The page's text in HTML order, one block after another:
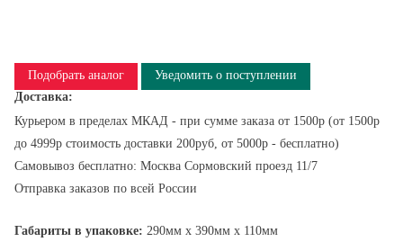
Подобрать аналог
Уведомить о поступлении
Доставка:
Курьером в пределах МКАД - при сумме заказа от 1500р (от 1500р
до 4999р стоимость доставки 200руб, от 5000р - бесплатно)
Самовывоз бесплатно: Москва Сормовский проезд 11/7
Отправка заказов по всей России
Габариты в упаковке: 290мм x 390мм x 110мм